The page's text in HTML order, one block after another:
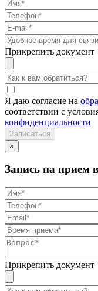
Прикрепить документ
Я даю согласие на
соответствии с
конфиденциальности
×
Запись на прием
Прикрепить документ